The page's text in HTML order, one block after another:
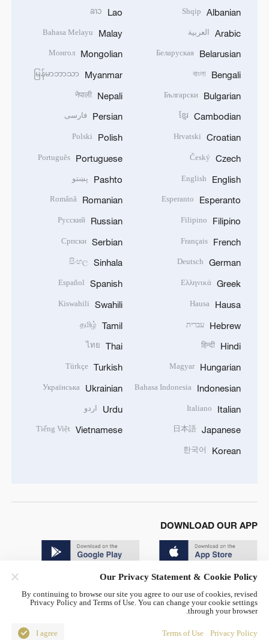
Albanian
Shqip
Arabic العربية
Belarusian
Беларуская
Bengali
বাংলা
Bulgarian
Български
Cambodian
ខ្មែរ
Croatian
Hrvatski
Czech
Český
English
English
Esperanto
Esperanto
Filipino
Filipino
French
Français
German
Deutsch
Greek
Ελληνικά
Hausa
Hausa
Hebrew עברית
Hindi
हिन्दी
Hungarian
Magyar
Indonesian
Bahasa Indonesia
Italian
Italiano
Japanese
日本語
Korean
한국어
Lao
ລາວ
Malay
Bahasa Melayu
Mongolian
Монгол
Myanmar
မြန်မာဘာသာ
Nepali
नेपाली
Persian فارسی
Polish
Polski
Portuguese
Português
Pashto پښتو
Romanian
Română
Russian
Русский
Serbian
Српски
Sinhala
සිංහල
Spanish
Español
Swahili
Kiswahili
Tamil
தமிழ்
Thai
ไทย
Turkish
Türkçe
Ukrainian
Українська
Urdu اردو
Vietnamese
Tiếng Việt
DOWNLOAD OUR APP
© China Radio International.CRI. All Rights Reserved. 16A
Shijingshan Road, Beijing, China. 100040
Our Privacy Statement & Cookie Policy
By continuing to browse our site you agree to our use of cookies, revised
Privacy Policy and Terms of Use. You can change your cookie settings
through your browser.
Privacy Policy
Terms of Use
I agree